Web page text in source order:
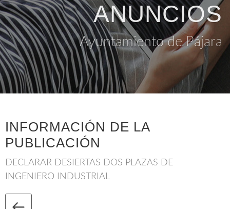
ANUNCIOS
Ayuntamiento de Pájara
INFORMACIÓN DE LA
PUBLICACIÓN
DECLARAR DESIERTAS DOS PLAZAS DE
INGENIERO INDUSTRIAL